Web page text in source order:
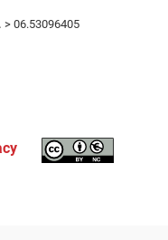
> 06.53096405